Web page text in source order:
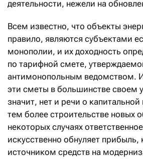
деятельности, нежели на
Всем известно, что объекты
правило, являются субъектами
монополии, и их доходность
по тарифной смете,
антимонопольным ведомством. И
эти сметы в большинстве своем
значит, нет и речи о
тем более строительстве новых
некоторых случаях
искусственно обнуляет прибыль,
источником средств на